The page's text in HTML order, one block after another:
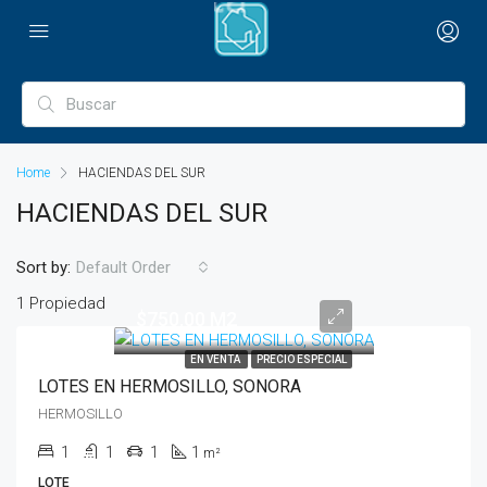
Home HACIENDAS DEL SUR
HACIENDAS DEL SUR
1 Propiedad
Sort by: Default Order
EN VENTA PRECIO ESPECIAL
LOTES EN HERMOSILLO, SONORA
HERMOSILLO
1 1 1 1 m²
LOTE